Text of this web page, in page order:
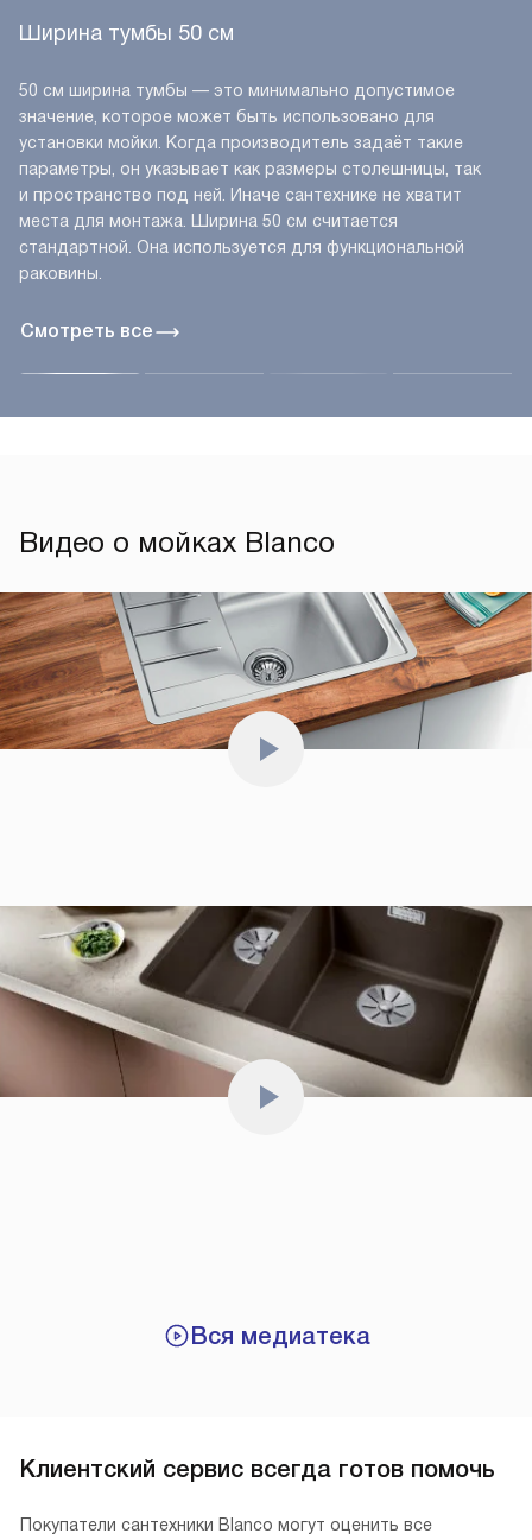
Смотреть все
Ширина тумбы 50 см
50 см ширина тумбы — это минимально допустимое
значение, которое может быть использовано для
установки мойки. Когда производитель задаёт такие
параметры, он указывает как размеры столешницы, так
и пространство под ней. Иначе сантехнике не хватит
места для монтажа. Ширина 50 см считается
стандартной. Она используется для функциональной
раковины.
Видео о мойках Blanco
Вся медиатека
Клиентский сервис всегда готов помочь
Покупатели сантехники Blanco могут оценить все